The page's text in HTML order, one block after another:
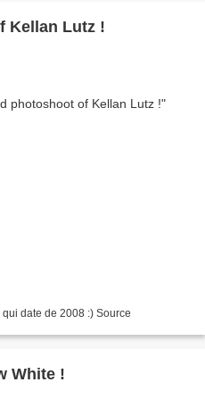
Kellan Lutz !
date de 2008 :) Source
White !